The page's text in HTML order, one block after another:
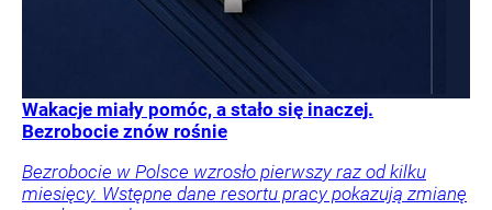
Wakacje miały pomóc, a stało się inaczej.
Bezrobocie znów rośnie
Bezrobocie w Polsce wzrosło pierwszy raz od kilku
miesięcy. Wstępne dane resortu pracy pokazują zmianę